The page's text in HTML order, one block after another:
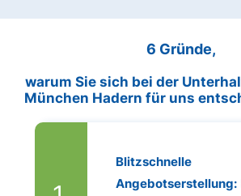
6 Gründe,
warum Sie sich bei der
München Hadern für uns
Blitzschnelle
Angebotserstellung: